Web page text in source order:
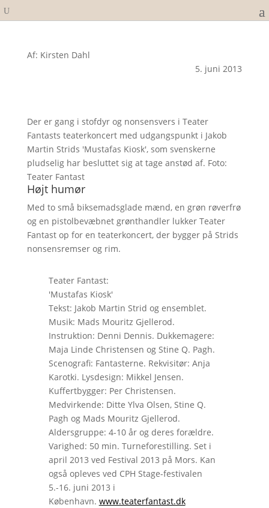
Af: Kirsten Dahl
5. juni 2013
Der er gang i stofdyr og nonsensvers i Teater
Fantasts teaterkoncert med udgangspunkt i Jakob
Martin Strids 'Mustafas Kiosk', som svenskerne
pludselig har besluttet sig at tage anstød af. Foto:
Teater Fantast
Højt humør
Med to små biksemadsglade mænd, en grøn røverfrø
og en pistolbevæbnet grønthandler lukker Teater
Fantast op for en teaterkoncert, der bygger på Strids
nonsensremser og rim.
Teater Fantast:
'Mustafas Kiosk'
Tekst: Jakob Martin Strid og ensemblet.
Musik: Mads Mouritz Gjellerod.
Instruktion: Denni Dennis. Dukkemagere:
Maja Linde Christensen og Stine Q. Pagh.
Scenografi: Fantasterne. Rekvisitør: Anja
Karotki. Lysdesign: Mikkel Jensen.
Kuffertbygger: Per Christensen.
Medvirkende: Ditte Ylva Olsen, Stine Q.
Pagh og Mads Mouritz Gjellerod.
Aldersgruppe: 4-10 år og deres forældre.
Varighed: 50 min. Turneforestilling. Set i
april 2013 ved Festival 2013 på Mors. Kan
også opleves ved CPH Stage-festivalen
5.-16. juni 2013 i
København. www.teaterfantast.dk